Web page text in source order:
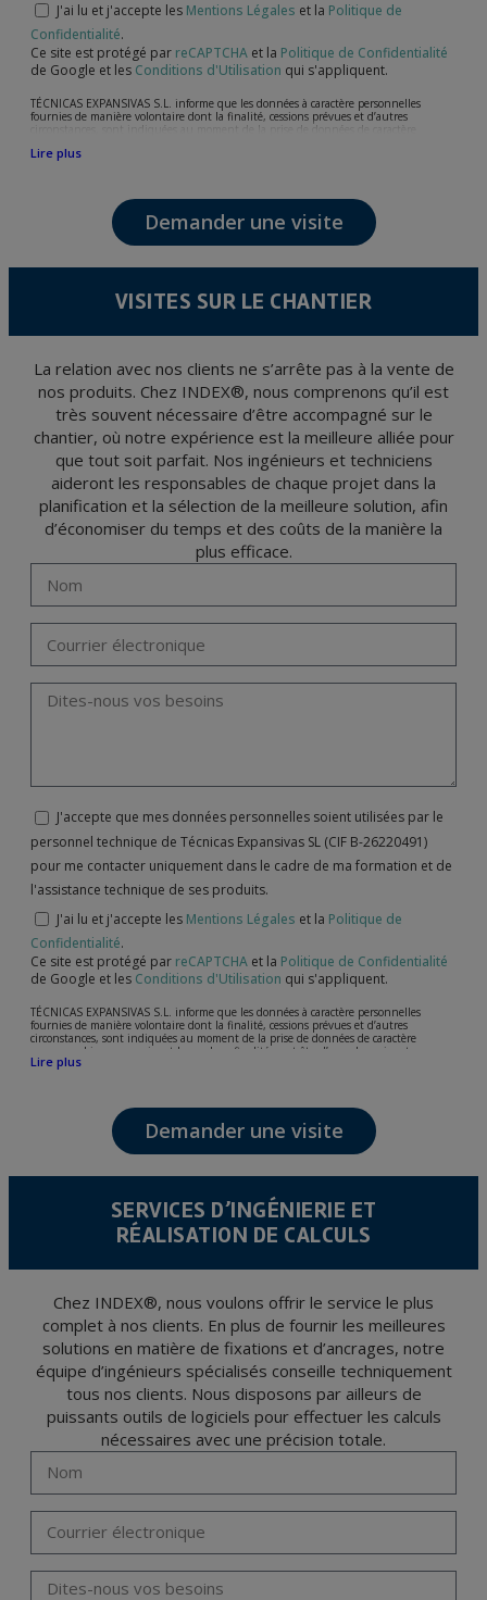
J'ai lu et j'accepte les Mentions Légales et la Politique de
Confidentialité.
Ce site est protégé par reCAPTCHA et la Politique de Confidentialité
de Google et les Conditions d'Utilisation qui s'appliquent.
TÉCNICAS EXPANSIVAS S.L. informe que les données à caractère personnelles
fournies de manière volontaire dont la finalité, cessions prévues et d’autres
circonstances, sont indiquées au moment de la prise de données de caractère
l’attention de votre demande, litige ou requise, maintien de la relation établie, la
Les données de nos fichiers sont absolument confidentielles et seront traitées avec la
plus grande confidentialité et répondent à toutes les exigences prévues par la loi
15/1999 du 13 décembre sur la protection des données personnelles.
la santé, ces donnée n'étant pas cryptées.
et d'opposition en vertu des dispositions au Règlement Général sur la Protection des
votre pièce d’identité, à P.I. La Portalada II | c/ Segador 13, 26006 | Logroño (La
Rioja).
Lire plus
Demander une visite
VISITES SUR LE CHANTIER
La relation avec nos clients ne s’arrête pas à la vente de
nos produits. Chez INDEX®, nous comprenons qu’il est
très souvent nécessaire d’être accompagné sur le
chantier, où notre expérience est la meilleure alliée pour
que tout soit parfait. Nos ingénieurs et techniciens
aideront les responsables de chaque projet dans la
planification et la sélection de la meilleure solution, afin
d’économiser du temps et des coûts de la manière la
plus efficace.
J'accepte que mes données personnelles soient utilisées par le
personnel technique de Técnicas Expansivas SL (CIF B-26220491)
pour me contacter uniquement dans le cadre de ma formation et de
l'assistance technique de ses produits.
J'ai lu et j'accepte les Mentions Légales et la Politique de
Confidentialité.
Ce site est protégé par reCAPTCHA et la Politique de Confidentialité
de Google et les Conditions d'Utilisation qui s'appliquent.
TÉCNICAS EXPANSIVAS S.L. informe que les données à caractère personnelles
fournies de manière volontaire dont la finalité, cessions prévues et d’autres
circonstances, sont indiquées au moment de la prise de données de caractère
personne, bien que, suivant le cas, leur finalité peut être l’une des suivantes,
l’attention de votre demande, litige ou requise, maintien de la relation établie, la
Les données de nos fichiers sont absolument confidentielles et seront traitées avec la
plus grande confidentialité et répondent à toutes les exigences prévues par la loi
15/1999 du 13 décembre sur la protection des données personnelles.
Il est recommandé de ne pas envoyer de données strictement personnelles,
conformément à la législation de Protection des données, telles que celles relatives à
la santé, ces donnée n'étant pas cryptées.
L’usager peut à tout moment exercer son droit d'accès, de rectification, d'annulation
et d'opposition en vertu des dispositions au Règlement Général sur la Protection des
votre pièce d’identité, à P.I. La Portalada II | c/ Segador 13, 26006 | Logroño (La
Lire plus
Demander une visite
SERVICES D’INGÉNIERIE ET
RÉALISATION DE CALCULS
Chez INDEX®, nous voulons offrir le service le plus
complet à nos clients. En plus de fournir les meilleures
solutions en matière de fixations et d’ancrages, notre
équipe d’ingénieurs spécialisés conseille techniquement
tous nos clients. Nous disposons par ailleurs de
puissants outils de logiciels pour effectuer les calculs
nécessaires avec une précision totale.